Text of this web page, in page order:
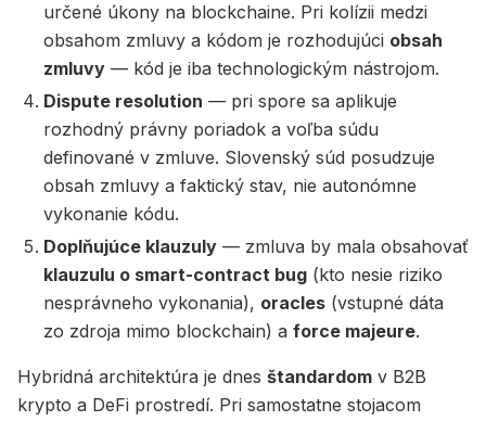
určené úkony na blockchaine. Pri kolízii medzi
obsahom zmluvy a kódom je rozhodujúci obsah
zmluvy — kód je iba technologickým nástrojom.
Dispute resolution — pri spore sa aplikuje
rozhodný právny poriadok a voľba súdu
definované v zmluve. Slovenský súd posudzuje
obsah zmluvy a faktický stav, nie autonómne
vykonanie kódu.
Doplňujúce klauzuly — zmluva by mala obsahovať
klauzulu o smart-contract bug (kto nesie riziko
nesprávneho vykonania), oracles (vstupné dáta
zo zdroja mimo blockchain) a force majeure.
Hybridná architektúra je dnes štandardom v B2B
krypto a DeFi prostredí. Pri samostatne stojacom